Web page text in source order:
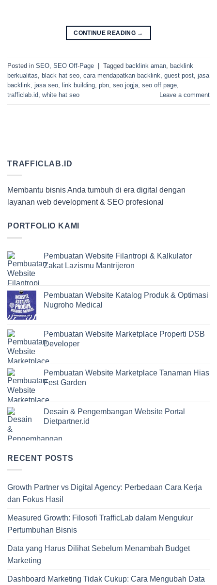
CONTINUE READING →
Posted in SEO, SEO Off-Page Tagged backlink aman, backlink
berkualitas, black hat seo, cara mendapatkan backlink, guest post, jasa
backlink, jasa seo, link building, pbn, seo jogja, seo off page,
trafficlab.id, white hat seo Leave a comment
TRAFFICLAB.ID
Membantu bisnis Anda tumbuh di era digital dengan
layanan web development & SEO profesional
PORTFOLIO KAMI
Pembuatan Website Filantropi & Kalkulator
Zakat Lazismu Mantrijeron
Pembuatan Website Katalog Produk & Optimasi
Nugroho Medical
Pembuatan Website Marketplace Properti DSB
Developer
Pembuatan Website Marketplace Tanaman Hias
Fest Garden
Desain & Pengembangan Website Portal
Dietpartner.id
RECENT POSTS
Growth Partner vs Digital Agency: Perbedaan Cara Kerja
dan Fokus Hasil
Measured Growth: Filosofi TrafficLab dalam Mengukur
Pertumbuhan Bisnis
Data yang Harus Dilihat Sebelum Menambah Budget
Marketing
Dashboard Marketing Tidak Cukup: Cara Mengubah Data